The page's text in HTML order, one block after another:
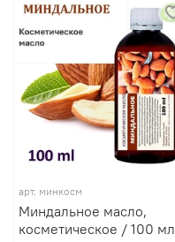
арт. минкосм
Миндальное масло,
косметическое / 100 мл